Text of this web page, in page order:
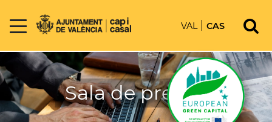
VAL CAS
Sala de prensa